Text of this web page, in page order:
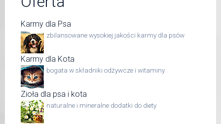
Karmy dla Psa
zbilansowane wysokiej jakości karmy dla psów
Karmy dla Kota
bogata w składniki odżywcze i witaminy
Zioła dla psa i kota
naturalne i mineralne dodatki do diety